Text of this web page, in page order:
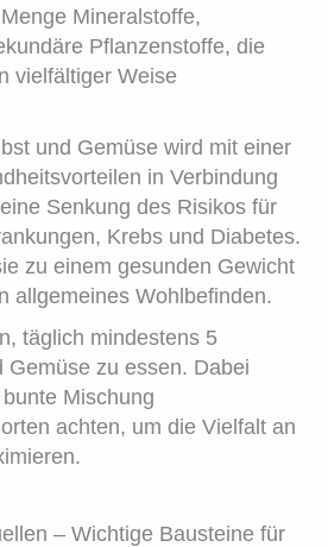
Mineralstoffe,
Pflanzenstoffe, die
vielfältiger Weise
und Gemüse wird mit einer
in Verbindung
Senkung des Risikos für
Krebs und Diabetes.
zu einem gesunden Gewicht
allgemeines Wohlbefinden.
täglich mindestens 5
Gemüse zu essen. Dabei
Mischung
achten, um die Vielfalt an
– Wichtige Bausteine für